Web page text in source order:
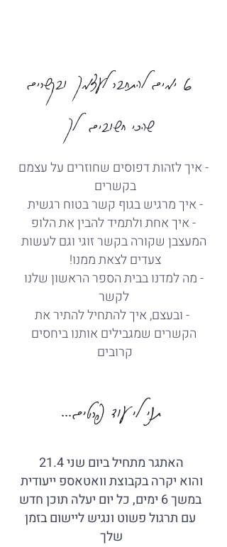
6 ימים להתחבר לעצמך ובקשרים
שהכי חשובים לך
- איך לזהות דפוסים שחוזרים על עצמם
בקשרים
- איך מרגיש בגוף קשר בטוח רגשית
- איך אחת ולתמיד להבין את הלופ
המעצבן שקורה בקשר זוגי וגם לעשות
צעדים לצאת ממנו!
- מה למדנו בבית הספר הראשון שלנו
לקשר
- ובעצם, איך להתחיל להתיר את
הקשרים שמגבילים אותנו ביחסים
קרובים
תני לי עוד פרטים...
איך זה עובד?
האתגר מתחיל ביום שני 21.4
והוא יקרה בקבוצת וואטאספ ייעודית
במשך 6 ימים, כל יום יעלה תוכן חדש
עם תרגול פשוט ונגיש ליישום בזמן
שלך